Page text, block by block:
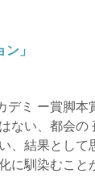
」
デミ ー賞脚本
ない、都会の
、結果として
に馴染むこと